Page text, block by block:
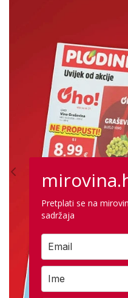
Pretplati se na
sadržaja